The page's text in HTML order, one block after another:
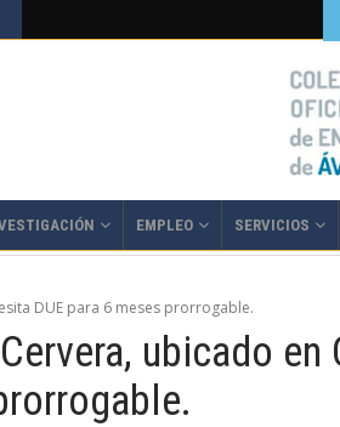
EMPLEO SERVICIOS
DUE para 6 meses prorrogable.
ubicado en